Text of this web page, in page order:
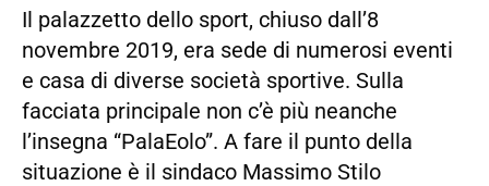
Il palazzetto dello sport, chiuso dall’8
novembre 2019, era sede di numerosi eventi
e casa di diverse società sportive. Sulla
facciata principale non c’è più neanche
l’insegna “PalaEolo”. A fare il punto della
situazione è il sindaco Massimo Stilo